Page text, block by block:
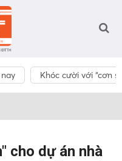
Khóc cười với “cơn
cho dự án nhà